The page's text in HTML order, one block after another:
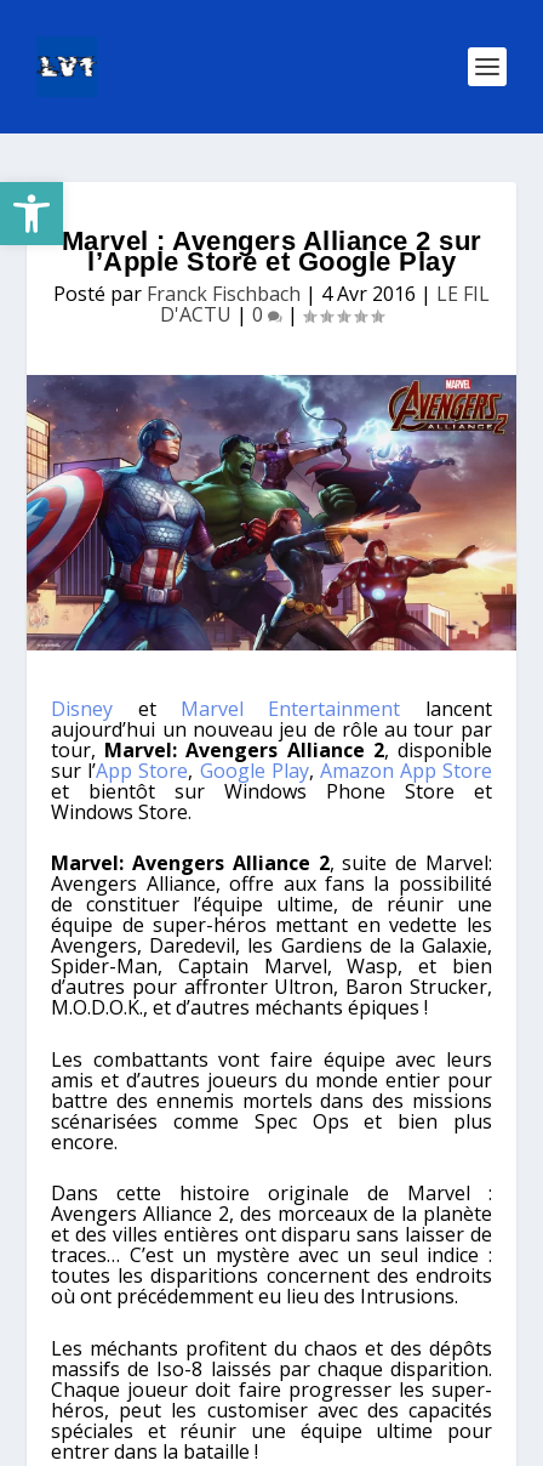
Ouvrir la barre d’outils
Marvel : Avengers Alliance 2 sur
l’Apple Store et Google Play
Posté par Franck Fischbach | 4 Avr 2016 | LE FIL
D'ACTU | 0 |
Disney et Marvel Entertainment lancent
aujourd’hui un nouveau jeu de rôle au tour par
tour, Marvel: Avengers Alliance 2, disponible
sur l’App Store, Google Play, Amazon App Store
et bientôt sur Windows Phone Store et
Windows Store.
Marvel: Avengers Alliance 2, suite de Marvel:
Avengers Alliance, offre aux fans la possibilité
de constituer l’équipe ultime, de réunir une
équipe de super-héros mettant en vedette les
Avengers, Daredevil, les Gardiens de la Galaxie,
Spider-Man, Captain Marvel, Wasp, et bien
d’autres pour affronter Ultron, Baron Strucker,
M.O.D.O.K., et d’autres méchants épiques !
Les combattants vont faire équipe avec leurs
amis et d’autres joueurs du monde entier pour
battre des ennemis mortels dans des missions
scénarisées comme Spec Ops et bien plus
encore.
Dans cette histoire originale de Marvel :
Avengers Alliance 2, des morceaux de la planète
et des villes entières ont disparu sans laisser de
traces… C’est un mystère avec un seul indice :
toutes les disparitions concernent des endroits
où ont précédemment eu lieu des Intrusions.
Les méchants profitent du chaos et des dépôts
massifs de Iso-8 laissés par chaque disparition.
Chaque joueur doit faire progresser les super-
héros, peut les customiser avec des capacités
spéciales et réunir une équipe ultime pour
entrer dans la bataille !